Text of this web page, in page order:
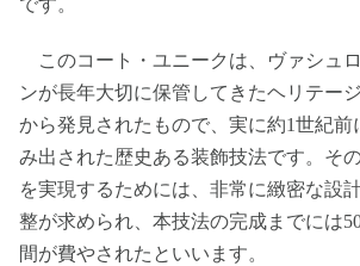
です。
このコート・ユニークは、ヴァシュ
ンが長年大切に保管してきたヘリテー
から発見されたもので、実に約1世紀前
み出された歴史ある装飾技法です。そ
を実現するためには、非常に緻密な設
整が求められ、本技法の完成までには
間が費やされたといいます。